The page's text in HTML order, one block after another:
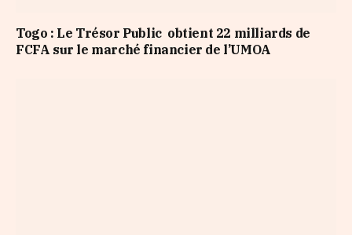
Togo : Le Trésor Public obtient 22 milliards de
FCFA sur le marché financier de l’UMOA